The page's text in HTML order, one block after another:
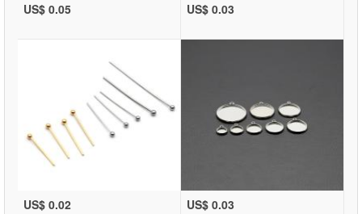
US$ 0.05 US$ 0.03
US$ 0.02 US$ 0.03